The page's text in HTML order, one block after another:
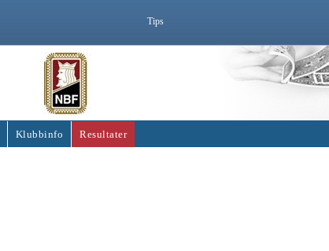
Tips
Klubbinfo Resultater